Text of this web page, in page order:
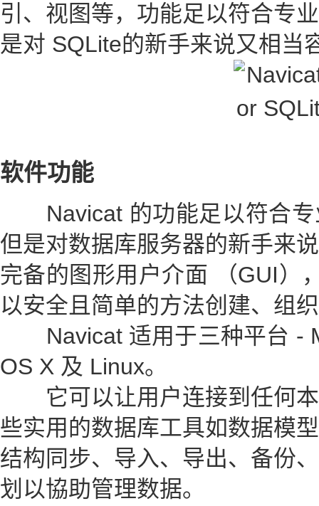
引、视图等，功能足以符合专
是对 SQLite的新手来说又相当
软件功能
Navicat 的功能足以符合专
但是对数据库服务器的新手来
完备的图形用户介面 （GUI）
以安全且简单的方法创建、组
Navicat 适用于三种平台 -
OS X 及 Linux。
它可以让用户连接到任何本
些实用的数据库工具如数据模
结构同步、导入、导出、备份
划以協助管理数据。